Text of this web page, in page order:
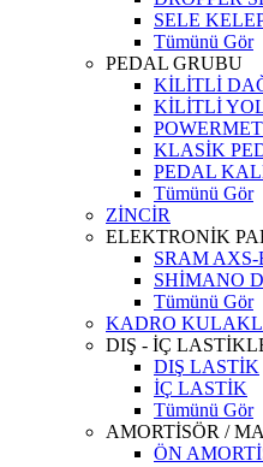
SELE
Tümünü Gör
PEDAL GRUBU
KİLİTLİ
KİLİTLİ
KLASİK
PEDAL
Tümünü Gör
ZİNCİR
ELEKTRONİK
SRAM AXS-
SHİMANO
Tümünü Gör
KADRO
DIŞ - İÇ
DIŞ LASTİK
İÇ LASTİK
Tümünü Gör
AMORTİSÖR /
ÖN